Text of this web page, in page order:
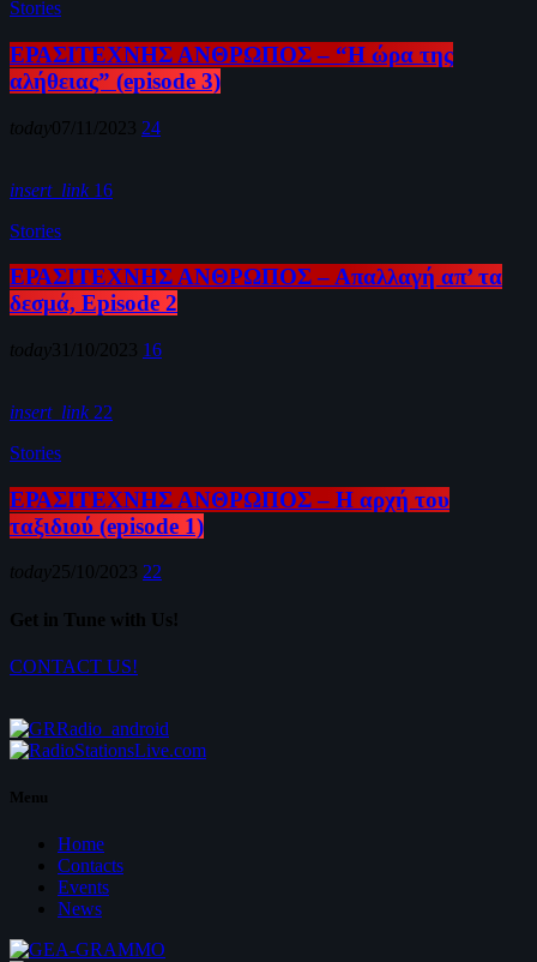
Stories
ΕΡΑΣΙΤΕΧΝΗΣ ΑΝΘΡΩΠΟΣ – “Η ώρα της
αλήθειας” (episode 3)
today07/11/2023 24
insert_link 16
Stories
ΕΡΑΣΙΤΕΧΝΗΣ ΑΝΘΡΩΠΟΣ – Απαλλαγή απ’ τα
δεσμά, Episode 2
today 31/10/2023 16
insert_link 22
Stories
ΕΡΑΣΙΤΕΧΝΗΣ ΑΝΘΡΩΠΟΣ – Η αρχή του
ταξιδιού (episode 1)
today 25/10/2023 22
Get in Tune with Us!
CONTACT US!
Menu
Home
Contacts
Events
News